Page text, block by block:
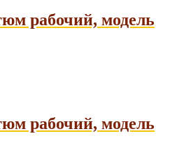
рабочий, модель
рабочий, модель